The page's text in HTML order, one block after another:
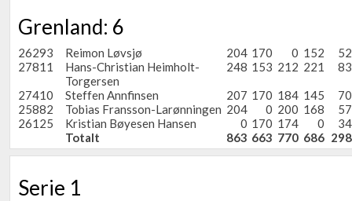
Grenland: 6
26293 Reimon Løvsjø 204 170 0 152
27811
Hans-Christian Heimholt-
Torgersen
248 153 212 221
27410
Steffen Annfinsen 207 170 184 145
25882
Tobias Fransson-Larønningen 204 0 200 168
26125
Kristian Bøyesen Hansen 0 170 174 0
Totalt
863 663 770 686
Serie 1